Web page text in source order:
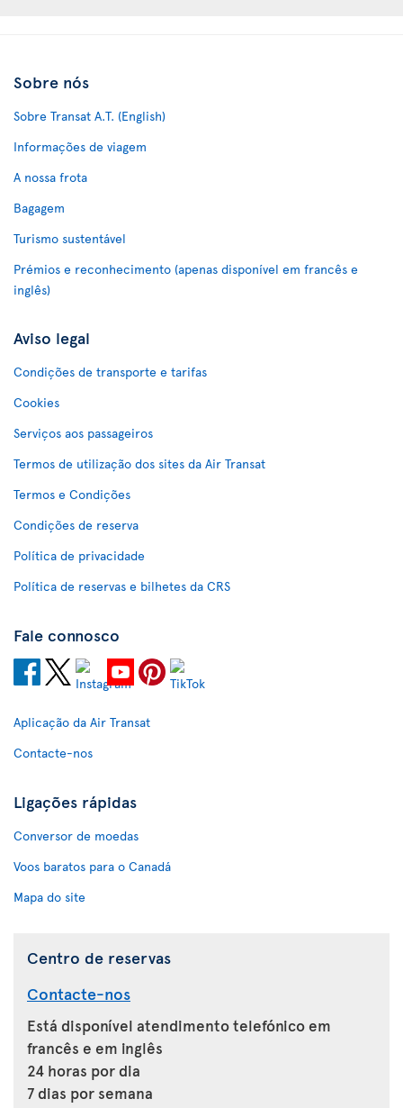
Sobre nós
Sobre Transat A.T. (English)
Informações de viagem
A nossa frota
Bagagem
Turismo sustentável
Prémios e reconhecimento (apenas disponível em francês e
inglês)
Aviso legal
Condições de transporte e tarifas
Cookies
Serviços aos passageiros
Termos de utilização dos sites da Air Transat
Termos e Condições
Condições de reserva
Política de privacidade
Política de reservas e bilhetes da CRS
Fale connosco
Aplicação da Air Transat
Contacte-nos
Ligações rápidas
Conversor de moedas
Voos baratos para o Canadá
Mapa do site
Centro de reservas
Contacte-nos
Está disponível atendimento telefónico em
francês e em inglês
24 horas por dia
7 dias por semana